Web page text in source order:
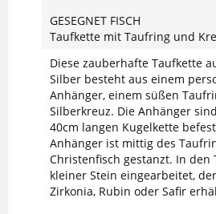
GESEGNET FISCH
Taufkette mit Taufring und
Diese zauberhafte Taufkette
Silber besteht aus einem
Anhänger, einem süßen
Silberkreuz. Die Anhänger
40cm langen Kugelkette
Anhänger ist mittig des
Christenfisch gestanzt. In den
kleiner Stein eingearbeitet,
Zirkonia, Rubin oder Safir